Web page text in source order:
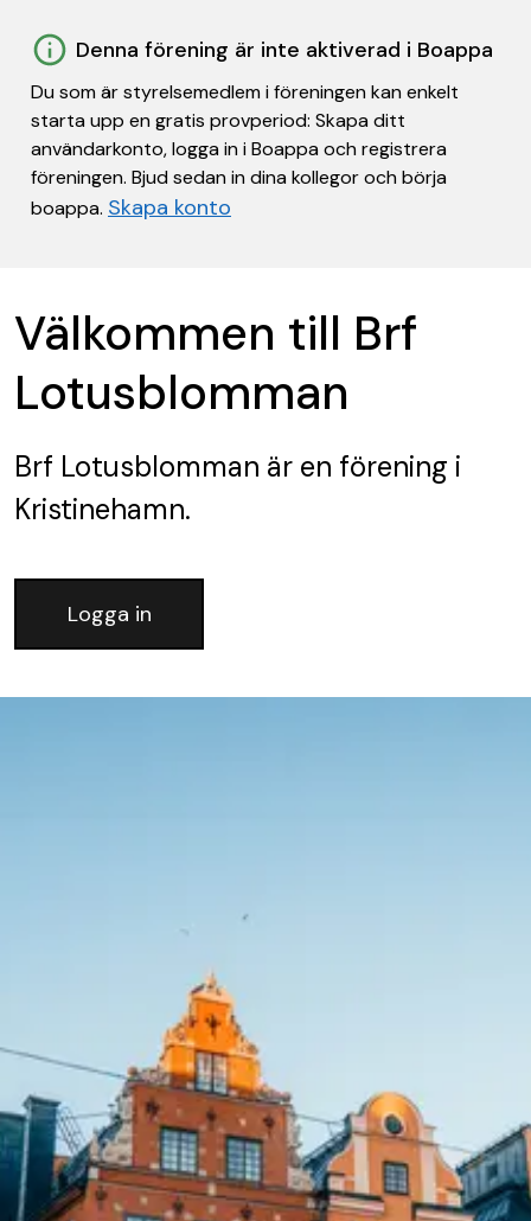
Denna förening är inte aktiverad i Boappa
Du som är styrelsemedlem i föreningen kan enkelt
starta upp en gratis provperiod: Skapa ditt
användarkonto, logga in i Boappa och registrera
föreningen. Bjud sedan in dina kollegor och börja
boappa. Skapa konto
Välkommen till Brf
Lotusblomman
Brf Lotusblomman är en förening i
Kristinehamn.
Logga in